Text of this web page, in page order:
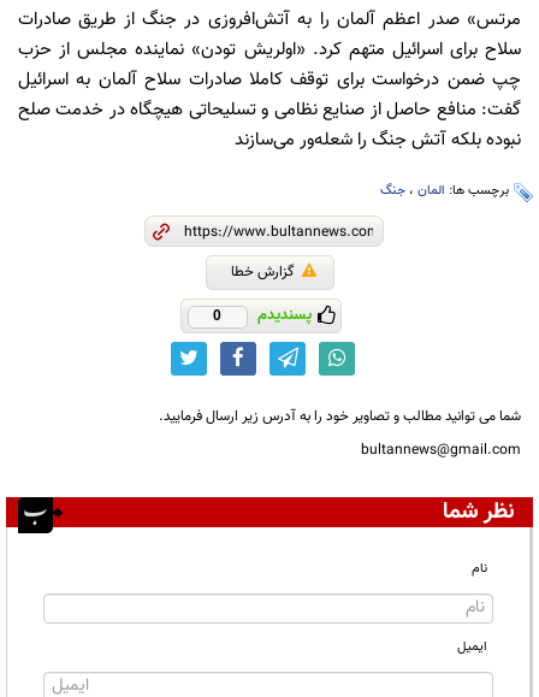
مرتس» صدر اعظم آلمان را به آتش‌افروزی در جنگ از طریق صادرات
سلاح برای اسرائیل متهم کرد. «اولریش تودن» نماینده مجلس از حزب
چپ ضمن درخواست برای توقف کاملا صادرات سلاح آلمان به اسرائیل
گفت: منافع حاصل از صنایع نظامی و تسلیحاتی هیچگاه در خدمت صلح
نبوده بلکه آتش جنگ را شعله‌ور می‌سازند
برچسب ها: المان ، جنگ
گزارش خطا
پسندیدم 0
شما می توانید مطالب و تصاویر خود را به آدرس زیر ارسال فرمایید.
bultannews@gmail.com
نظر شما
نام
ایمیل